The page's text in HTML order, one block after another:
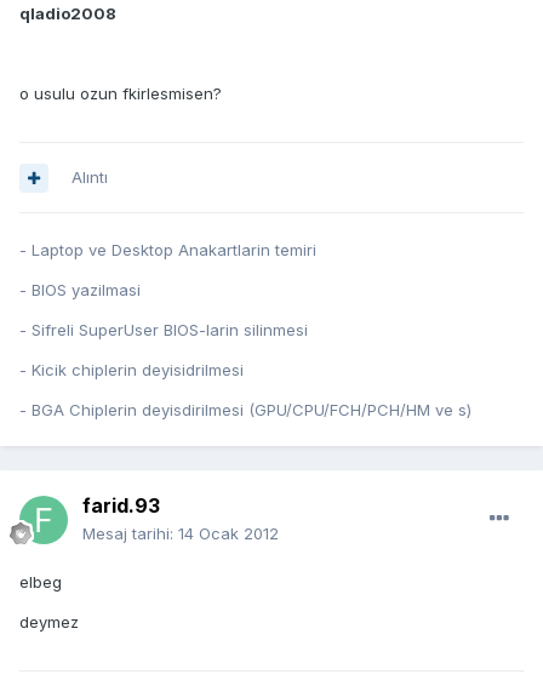
qladio2008
o usulu ozun fkirlesmisen?
Alıntı
- Laptop ve Desktop Anakartlarin temiri
- BIOS yazilmasi
- Sifreli SuperUser BIOS-larin silinmesi
- Kicik chiplerin deyisidrilmesi
- BGA Chiplerin deyisdirilmesi (GPU/CPU/FCH/PCH/HM ve s)
farid.93
Mesaj tarihi: 14 Ocak 2012
elbeg
deymez